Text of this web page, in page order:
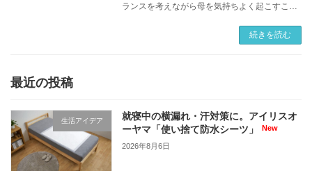
ランスを考えながら母を気持ちよく起こすこと
床時間は遅くなり、「起きない！」と抵抗する
続きを読む
最近の投稿
生活アイデア
就寝中の横漏れ・汗対策に。アイリスオ
ーヤマ「使い捨て防水シーツ」
2026年8月6日